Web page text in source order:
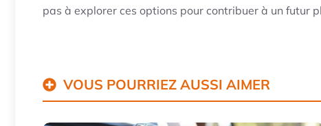
pas à explorer ces options pour contribuer à un futur
VOUS POURRIEZ AUSSI AIMER